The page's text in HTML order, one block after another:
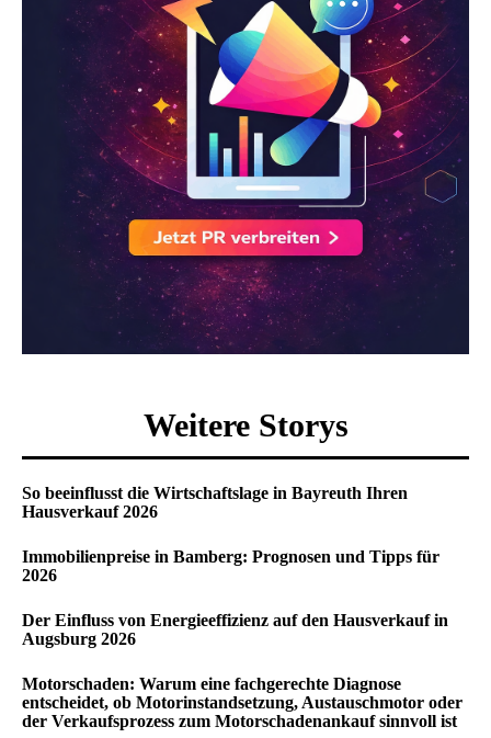
Weitere Storys
So beeinflusst die Wirtschaftslage in Bayreuth Ihren
Hausverkauf 2026
Immobilienpreise in Bamberg: Prognosen und Tipps für
2026
Der Einfluss von Energieeffizienz auf den Hausverkauf in
Augsburg 2026
Motorschaden: Warum eine fachgerechte Diagnose
entscheidet, ob Motorinstandsetzung, Austauschmotor oder
der Verkaufsprozess zum Motorschadenankauf sinnvoll ist